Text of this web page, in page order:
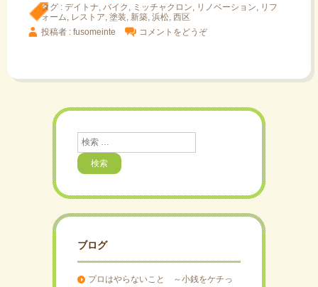
タグ : デイトナ バイク ミッチャクロン リノベーション
リフ
ォーム
レストア 塗装 新築 浜松 西区
投稿者 : fusomeinte
コメントをどうぞ
検
索
ブログ
プロはやらないこと ～小銭をケチっ